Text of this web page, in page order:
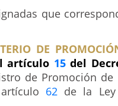
que
DE
artículo 15del
de Promoción de
62de la Ley